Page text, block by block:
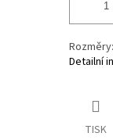
Detailní
TISK